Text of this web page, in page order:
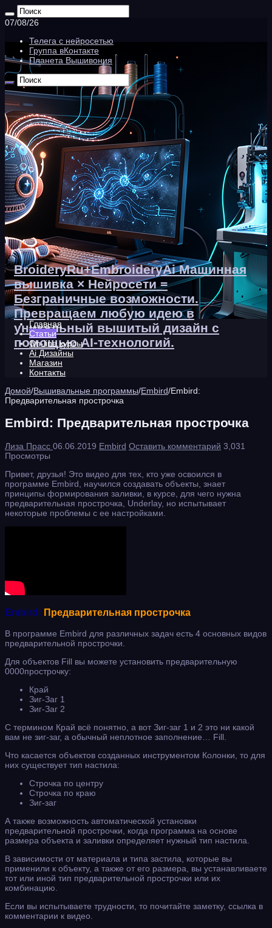
07/08/26
Телега с нейросетью
Группа вКонтакте
Планета Вышивония
BroideryRu+EmbroideryAi Машинная
вышивка × Нейросети =
Безграничные возможности.
Превращаем любую идею в
уникальный вышитый дизайн с
помощью AI-технологий.
Главная
Статьи
On-line курсы
Ai Дизайны
Магазин
Контакты
Домой/Вышивальные программы/Embird/Embird:
Предварительная прострочка
Embird: Предварительная прострочка
Лиза Прасс 06.06.2019 Embird Оставить комментарий 3,031
Просмотры
Привет, друзья! Это видео для тех, кто уже освоился в
программе Embird, научился создавать объекты, знает
принципы формирования заливки, в курсе, для чего нужна
предварительная прострочка, Underlay, но испытывает
некоторые проблемы с ее настройками.
Embird: Предварительная прострочка
В программе Embird для различных задач есть 4 основных видов
предварительной прострочки.
Для объектов Fill вы можете установить предварительную
0000прострочку:
Край
Зиг-Заг 1
Зиг-Заг 2
С термином Край всё понятно, а вот Зиг-заг 1 и 2 это ни какой
вам не зиг-заг, а обычный неплотное заполнение… Fill.
Что касается объектов созданных инструментом Колонки, то для
них существует тип настила:
Строчка по центру
Строчка по краю
Зиг-заг
А также возможность автоматической установки
предварительной прострочки, когда программа на основе
размера объекта и заливки определяет нужный тип настила.
В зависимости от материала и типа застила, которые вы
применили к объекту, а также от его размера, вы устанавливаете
тот или иной тип предварительной прострочки или их
комбинацию.
Если вы испытываете трудности, то почитайте заметку, ссылка в
комментарии к видео.